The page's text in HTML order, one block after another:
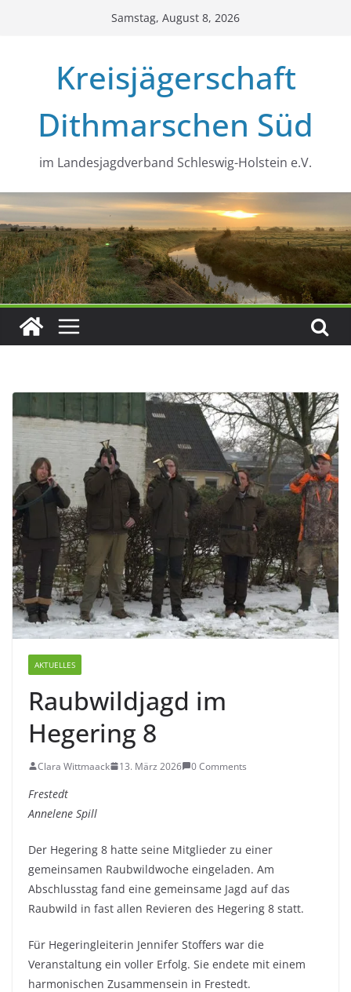
Samstag, August 8, 2026
Kreisjägerschaft
Dithmarschen Süd
im Landesjagdverband Schleswig-Holstein e.V.
AKTUELLES
Raubwildjagd im
Hegering 8
Clara Wittmaack 13. März 2026 0 Comments
Frestedt
Annelene Spill
Der Hegering 8 hatte seine Mitglieder zu einer
gemeinsamen Raubwildwoche eingeladen. Am
Abschlusstag fand eine gemeinsame Jagd auf das
Raubwild in fast allen Revieren des Hegering 8 statt.
Für Hegeringleiterin Jennifer Stoffers war die
Veranstaltung ein voller Erfolg. Sie endete mit einem
harmonischen Zusammensein in Frestedt.